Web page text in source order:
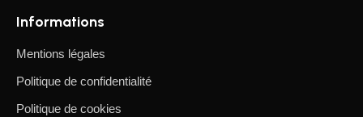
Informations
Mentions légales
Politique de confidentialité
Politique de cookies